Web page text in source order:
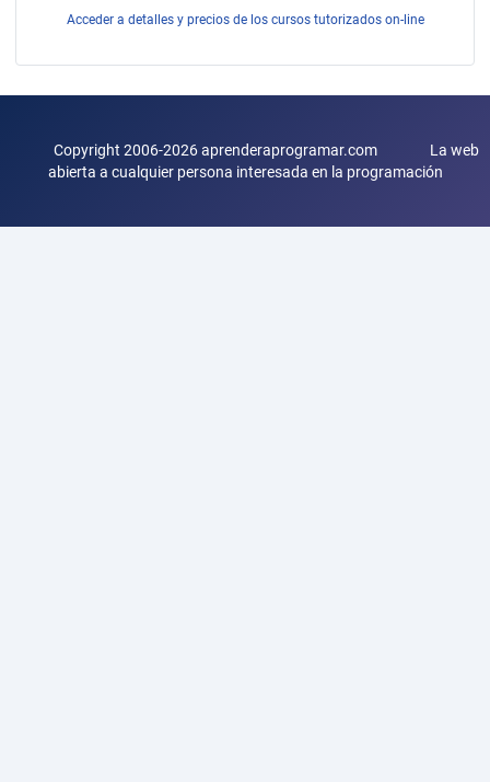
Acceder a detalles y precios de los cursos tutorizados on-line
Copyright 2006-2026 aprenderaprogramar.com La web
abierta a cualquier persona interesada en la programación